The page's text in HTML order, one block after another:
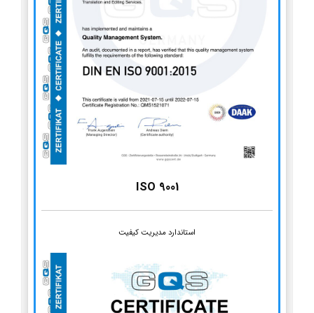
ISO 9001
استاندارد مدیریت کیفیت